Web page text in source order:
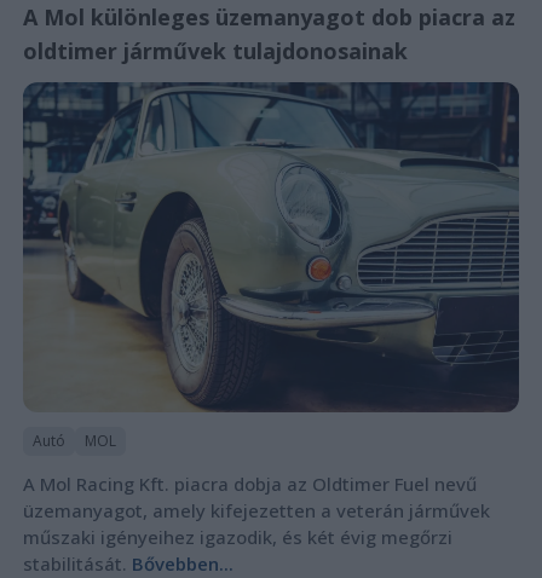
A Mol különleges üzemanyagot dob piacra az
oldtimer járművek tulajdonosainak
Autó MOL
A Mol Racing Kft. piacra dobja az Oldtimer Fuel nevű
üzemanyagot, amely kifejezetten a veterán járművek
műszaki igényeihez igazodik, és két évig megőrzi
stabilitását. Bővebben...